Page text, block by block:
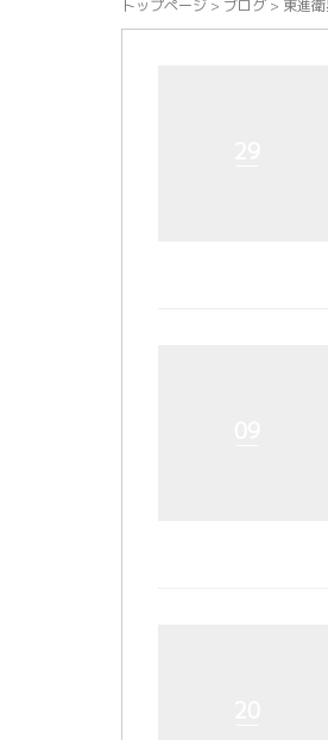
トップページ > ブログ > 東進